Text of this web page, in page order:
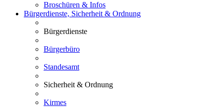
Broschüren & Infos
Bürgerdienste, Sicherheit & Ordnung
Bürgerdienste
Bürgerbüro
Standesamt
Sicherheit & Ordnung
Kirmes